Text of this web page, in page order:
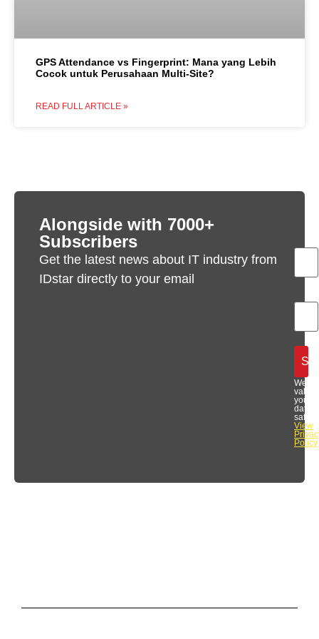
GPS Attendance vs Fingerprint: Mana yang Lebih
Cocok untuk Perusahaan Multi-Site?
READ FULL ARTICLE »
Alongside with 7000+
Subscribers
Get the latest news about IT industry from
IDstar directly to your email
We
value
your
data
safety.
View
Policy